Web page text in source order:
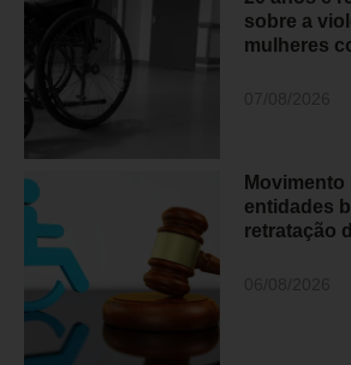
sobre a
mulheres
Movimento
entidades
retratação